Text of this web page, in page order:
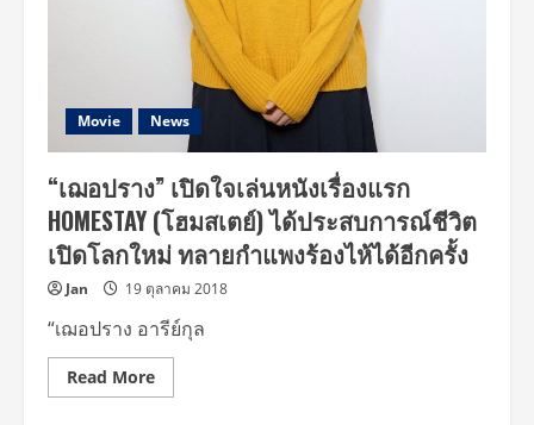
(โฮม
สเตย์)
แฟนตาซี
ฉาย
25
นี้
ใน
โรง
ภาพยนตร์
Movie News
“เฌอปราง” เปิดใจเล่นหนังเรื่องแรก
HOMESTAY (โฮมสเตย์) ได้ประสบการณ์ชีวิต
เปิดโลกใหม่ ทลายกำแพงร้องไห้ได้อีกครั้ง
Jan 19 ตุลาคม 2018
“เฌอปราง อารีย์กุล
Read MoreRead
more